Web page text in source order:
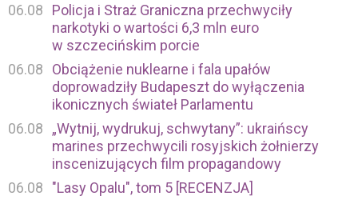
06.08
Policja i Straż Graniczna przechwyciły
narkotyki o wartości 6,3 mln euro
w szczecińskim porcie
06.08
Obciążenie nuklearne i fala upałów
doprowadziły Budapeszt do wyłączenia
ikonicznych świateł Parlamentu
06.08
„Wytnij, wydrukuj, schwytany”: ukraińscy
marines przechwycili rosyjskich żołnierzy
inscenizujących film propagandowy
06.08
"Lasy Opalu", tom 5 [RECENZJA]